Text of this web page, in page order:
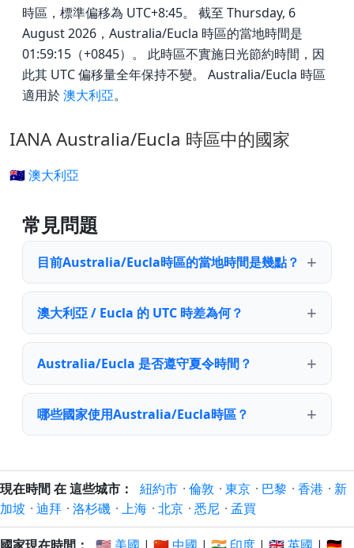
時區，標準偏移為 UTC+8:45。 截至 Thursday, 6
August 2026，Australia/Eucla 時區的當地時間是
01:59:15（+0845）。 此時區不實施日光節約時間，因
此其 UTC 偏移量全年保持不變。 Australia/Eucla 時區
適用於澳大利亞。
IANA Australia/Eucla 時區中的國家
🇦🇺 澳大利亞
常見問題
目前Australia/Eucla時區的當地時間是幾點？
澳大利亞 / Eucla 的 UTC 時差為何？
Australia/Eucla 是否遵守夏令時間？
哪些國家使用Australia/Eucla時區？
現在時間 在 這些城市： 紐約市 · 倫敦 · 東京 · 巴黎 · 香港 · 新
加坡 · 迪拜 · 洛杉磯 · 上海 · 北京 · 悉尼 · 孟買